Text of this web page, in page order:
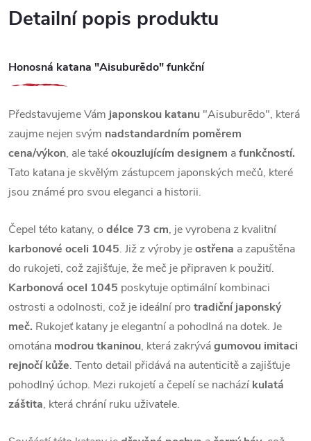
Detailní popis produktu
Honosná katana "Aisuburēdo" funkční
Představujeme Vám japonskou katanu "Aisuburēdo", která
zaujme nejen svým nadstandardním poměrem
cena/výkon, ale takéokouzlujícím designem afunkčností.
Tato katana je skvělým zástupcem japonských mečů, které
jsou známé pro svou eleganci a historii.
Čepel této katany, o délce 73 cm, je vyrobena z kvalitní
karbonové oceli 1045. Již z výroby jeostřena a zapuštěna
do rukojeti, což zajišťuje, že meč je připraven k použití.
Karbonová ocel 1045 poskytuje optimální kombinaci
ostrosti a odolnosti, což je ideální pro tradiční japonský
meč. Rukojeť katany je elegantní a pohodlná na dotek. Je
omotána modrou tkaninou, která zakrývágumovou imitaci
rejnočí kůže. Tento detail přidává na autenticitě a zajišťuje
pohodlný úchop. Mezi rukojetí a čepelí se nachází kulatá
záštita, která chrání ruku uživatele.